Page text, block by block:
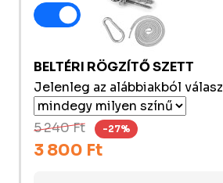
BELTÉRI RÖGZÍTŐ SZETT
Jelenleg az alábbiakból
5 240 Ft -27%
3 800 Ft